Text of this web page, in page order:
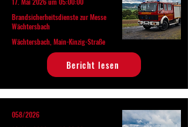
Brandsicherheitsdienste zur Messe
Wächtersbach
Wächtersbach, Main-Kinzig-Straße
Bericht lesen
058/2026